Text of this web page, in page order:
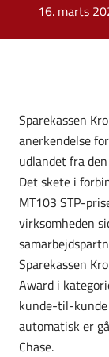
16. marts
Sparekassen
anerkendelse
udlandet fra
Det skete i
MT103 STP-
virksomheden
Sparekassen
Award i
kunde-til-kunde
automatisk er
Chase.